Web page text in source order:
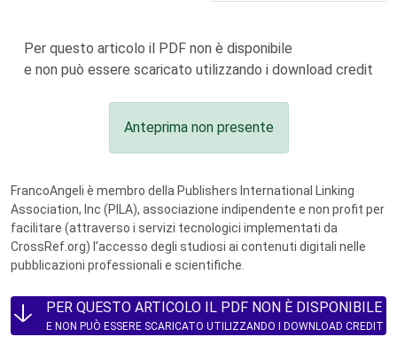
Per questo articolo il PDF non è disponibile
e non può essere scaricato utilizzando i download credit
Anteprima non presente
FrancoAngeli è membro della Publishers International Linking
Association, Inc (PILA), associazione indipendente e non profit per
facilitare (attraverso i servizi tecnologici implementati da
CrossRef.org) l’accesso degli studiosi ai contenuti digitali nelle
pubblicazioni professionali e scientifiche.
PER QUESTO ARTICOLO IL PDF NON È DISPONIBILE
E NON PUÒ ESSERE SCARICATO UTILIZZANDO I DOWNLOAD CREDIT